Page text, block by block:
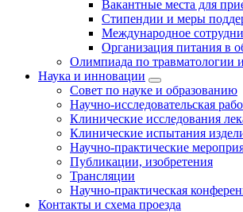
Вакантные места для
Стипендии и меры
Международное
Организация питания в
Олимпиада по травматологии
Наука и инновации
Совет по науке и образованию
Научно-исследовательская
Клинические исследования
Клинические испытания
Научно-практические
Публикации, изобретения
Трансляции
Научно-практическая
Контакты и схема проезда